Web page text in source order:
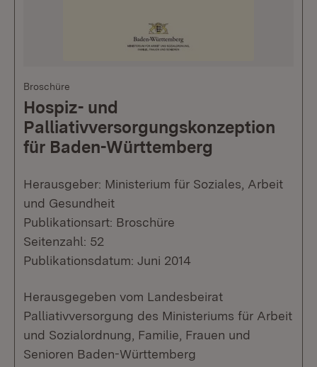
Broschüre
Hospiz- und
Palliativversorgungskonzeption
für Baden-Württemberg
Herausgeber: Ministerium für Soziales, Arbeit
und Gesundheit
Publikationsart: Broschüre
Seitenzahl: 52
Publikationsdatum: Juni 2014
Herausgegeben vom Landesbeirat
Palliativversorgung des Ministeriums für Arbeit
und Sozialordnung, Familie, Frauen und
Senioren Baden-Württemberg